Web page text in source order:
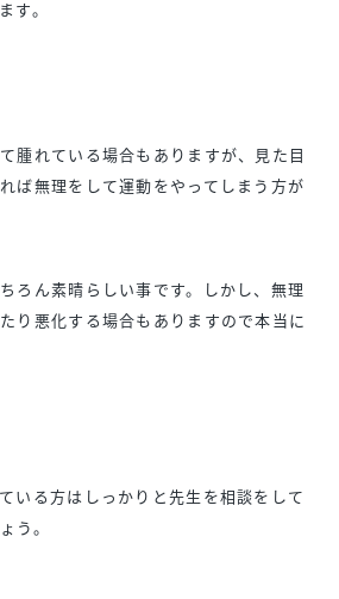
す。
腫れている場合もありますが、見た目
ば無理をして運動をやってしまう方が
ろん素晴らしい事です。しかし、無理
り悪化する場合もありますので本当に
いる方はしっかりと先生を相談をして
う。